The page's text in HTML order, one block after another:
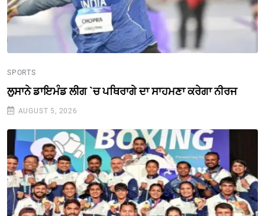
SPORTS
ਲੁਸਾਨੇ ਡਾਇਮੰਡ ਲੀਗ `ਚ ਪਥਿਰਾਗੇ ਦਾ ਸਾਹਮਣਾ ਕਰੇਗਾ ਨੀਰਜ
AUGUST 5, 2026